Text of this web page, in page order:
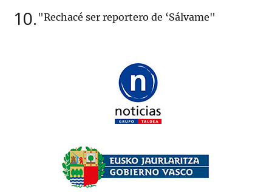
10 "Rechacé ser reportero de ‘Sálvame"